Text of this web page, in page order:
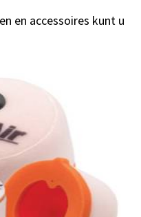
en accessoires kunt u